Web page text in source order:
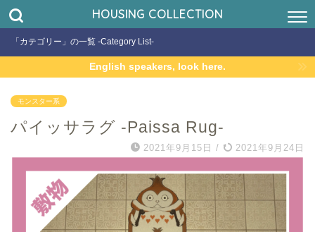
HOUSING COLLECTION
「カテゴリー」の一覧 -Category List-
English speakers, look here.
モンスター系
パイッサラグ -Paissa Rug-
2021年9月15日 / 2021年9月24日